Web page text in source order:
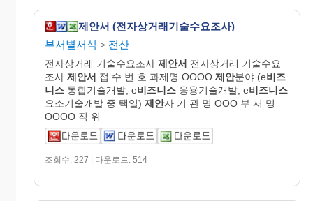
제안서 (전자상거래기술수요조사)
부서별서식 > 전산
전자상거래 기술수요조사 제안서 전자상거래 기술수요
조사 제안서 접 수 번 호 과제명 OOOO 제안분야 (e비즈
니스 통합기술개발, e비즈니스 응용기술개발, e비즈니스
요소기술개발 중 택일) 제안자 기 관 명 OOO 부 서 명
OOOO 직 위
조회수: 227 | 다운로드: 514